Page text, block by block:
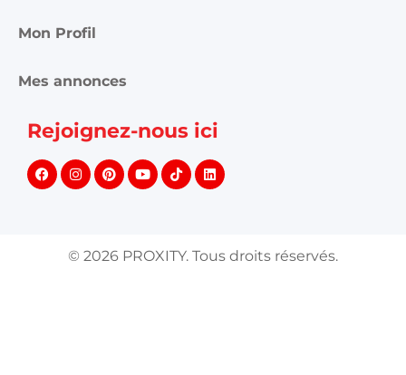
Mon Profil
Mes annonces
Rejoignez-nous ici
© 2026 PROXITY. Tous droits réservés.